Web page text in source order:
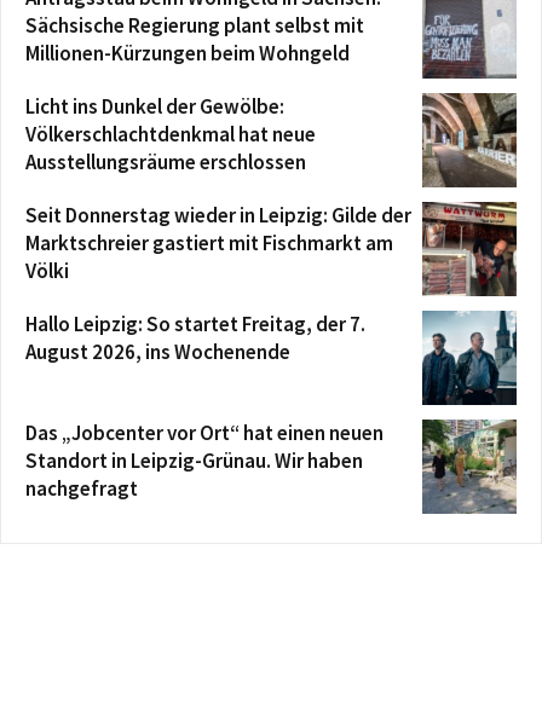
Sächsische Regierung plant selbst mit
Millionen-Kürzungen beim Wohngeld
Licht ins Dunkel der Gewölbe:
Völkerschlachtdenkmal hat neue
Ausstellungsräume erschlossen
Seit Donnerstag wieder in Leipzig: Gilde der
Marktschreier gastiert mit Fischmarkt am
Völki
Hallo Leipzig: So startet Freitag, der 7.
August 2026, ins Wochenende
Das „Jobcenter vor Ort“ hat einen neuen
Standort in Leipzig-Grünau. Wir haben
nachgefragt